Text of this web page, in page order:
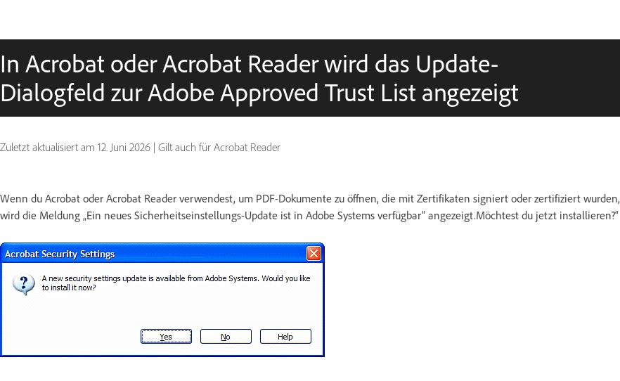
In Acrobat oder Acrobat Reader wird das Update-
Dialogfeld zur Adobe Approved Trust List angezeigt
Zuletzt aktualisiert am 12. Juni 2026 | Gilt auch für Acrobat Reader
Wenn du Acrobat oder Acrobat Reader verwendest, um PDF-Dokumente zu öffnen, die mit Zertifikaten signiert oder zertifiziert wurden,
wird die Meldung „Ein neues Sicherheitseinstellungs-Update ist in Adobe Systems verfügbar“ angezeigt.Möchtest du jetzt installieren?“